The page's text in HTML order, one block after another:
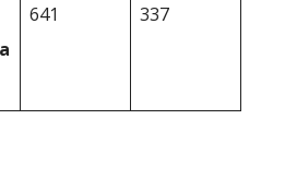
641
337